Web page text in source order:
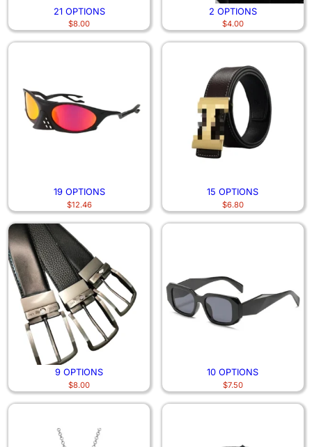
21 OPTIONS
$8.00
2 OPTIONS
$4.00
19 OPTIONS
$12.46
15 OPTIONS
$6.80
9 OPTIONS
$8.00
10 OPTIONS
$7.50